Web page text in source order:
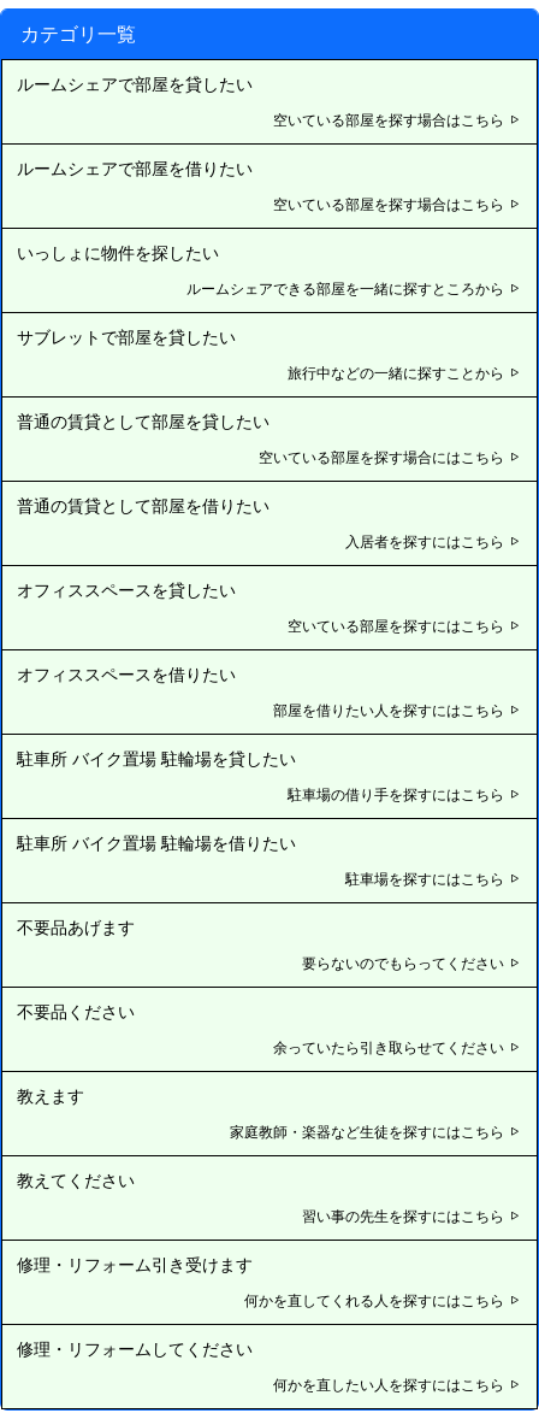
カテゴリ一覧
ルームシェアで部屋を貸したい
空いている部屋を探す場合はこちら
ルームシェアで部屋を借りたい
空いている部屋を探す場合はこちら
いっしょに物件を探したい
ルームシェアできる部屋を一緒に探すところから
サブレットで部屋を貸したい
旅行中などの一緒に探すことから
普通の賃貸として部屋を貸したい
空いている部屋を探す場合にはこちら
普通の賃貸として部屋を借りたい
入居者を探すにはこちら
オフィススペースを貸したい
空いている部屋を探すにはこちら
オフィススペースを借りたい
部屋を借りたい人を探すにはこちら
駐車所 バイク置場 駐輪場を貸したい
駐車場の借り手を探すにはこちら
駐車所 バイク置場 駐輪場を借りたい
駐車場を探すにはこちら
不要品あげます
要らないのでもらってください
不要品ください
余っていたら引き取らせてください
教えます
家庭教師・楽器など生徒を探すにはこちら
教えてください
習い事の先生を探すにはこちら
修理・リフォーム引き受けます
何かを直してくれる人を探すにはこちら
修理・リフォームしてください
何かを直したい人を探すにはこちら